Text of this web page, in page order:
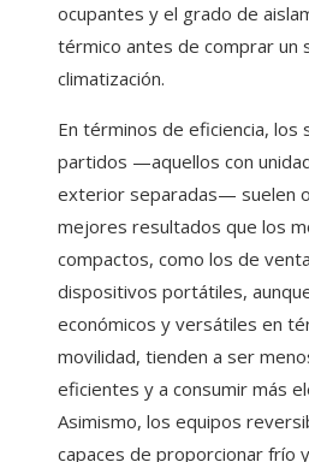
ocupantes y el grado de
térmico antes de comprar un
climatización.
En términos de eficiencia, los
partidos —aquellos con
exterior separadas— suelen
mejores resultados que los
compactos, como los de
dispositivos portátiles,
económicos y versátiles en
movilidad, tienden a ser
eficientes y a consumir más
Asimismo, los equipos
capaces de proporcionar frío